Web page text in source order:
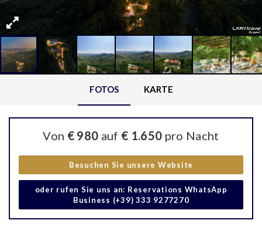
FOTOS KARTE
Von € 980 auf € 1.650 pro Nacht
Besuchen Sie unsere Website
oder rufen Sie uns an: Reservations WhatsApp
Business (+39) 333 9277270